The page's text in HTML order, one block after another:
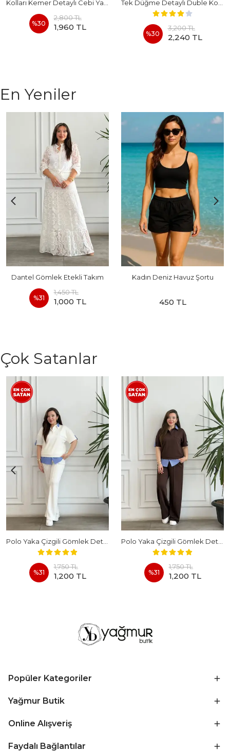
%30
2,800 TL
1,960 TL
%30
3,200 TL
2,240 TL
En Yeniler
Dantel Gömlek Etekli Takım
%31
1,450 TL
1,000 TL
Kadın Deniz Havuz Şortu
450 TL
Çok Satanlar
%31
1,750 TL
1,200 TL %31
1,750 TL
1,200 TL
Popüler Kategoriler
Yağmur Butik
Online Alışveriş
Faydalı Bağlantılar